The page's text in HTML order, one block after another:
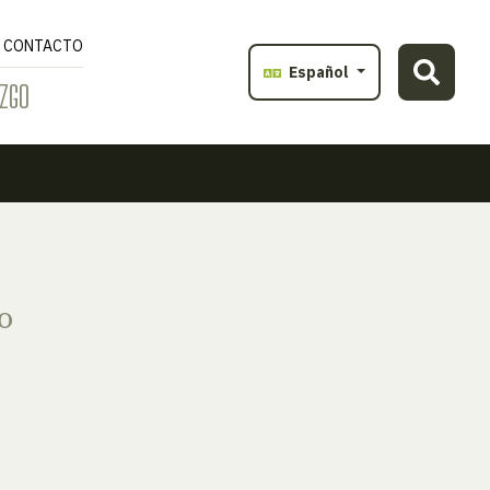
CONTACTO
Español